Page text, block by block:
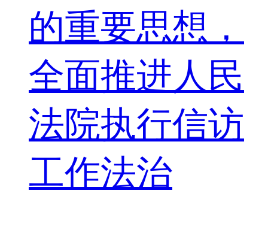
的重要思想，
全面推进人民
法院执行信访
工作法治